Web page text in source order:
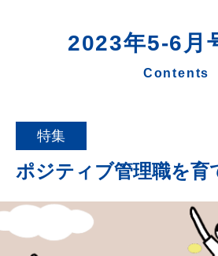
2023年5-6月
Contents
特集
ポジティブ管理職を育